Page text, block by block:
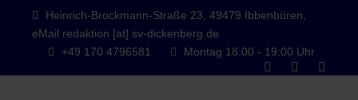
Heinrich-Brockmann-Straße 23, 49479 Ibbenbüren,
eMail redaktion [at] sv-dickenberg.de
+49 170 4796581
Montag 18:00 - 19:00 Uhr